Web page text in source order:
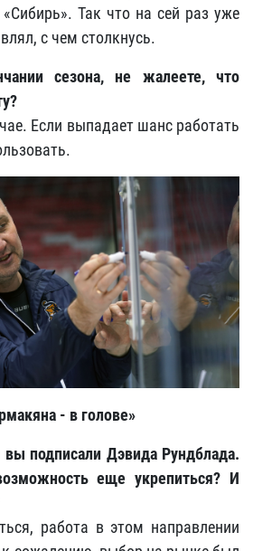
Так что на сей раз уже
с чем столкнусь.
сезона, не жалеете, что
Если выпадает шанс работать
- в голове»
подписали Дэвида Рундблада.
еще укрепиться? И
работа в этом направлении